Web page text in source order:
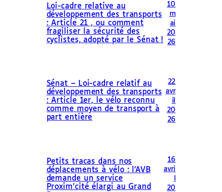
Loi-cadre relative au
développement des transports
: Article 21 , ou comment
fragiliser la sécurité des
cyclistes, adopté par le Sénat !
10
m
ai
20
26
Sénat – Loi-cadre relatif au
développement des transports
: Article 1er, le vélo reconnu
comme moyen de transport à
part entière
22
avr
il
20
26
Petits tracas dans nos
déplacements à vélo : l’AVB
demande un service
Proxim’cité élargi au Grand
16
avri
20